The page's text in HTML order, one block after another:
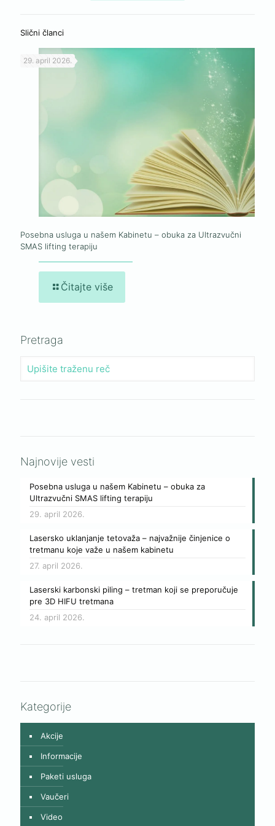
Slični članci
29. april 2026.
Posebna usluga u našem Kabinetu – obuka za Ultrazvučni
SMAS lifting terapiju
Čitajte više
Pretraga
Najnovije vesti
Posebna usluga u našem Kabinetu – obuka za
Ultrazvučni SMAS lifting terapiju
29. april 2026.
Lasersko uklanjanje tetovaža – najvažnije činjenice o
tretmanu koje važe u našem kabinetu
27. april 2026.
Laserski karbonski piling – tretman koji se preporučuje
pre 3D HIFU tretmana
24. april 2026.
Kategorije
Akcije
Informacije
Paketi usluga
Vaučeri
Video